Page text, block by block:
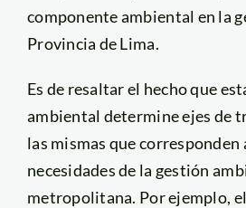
componente ambiental en la
Provincia de Lima.
Es de resaltar el hecho que
ambiental determine ejes de
las mismas que corresponden
necesidades de la gestión
metropolitana. Por ejemplo,